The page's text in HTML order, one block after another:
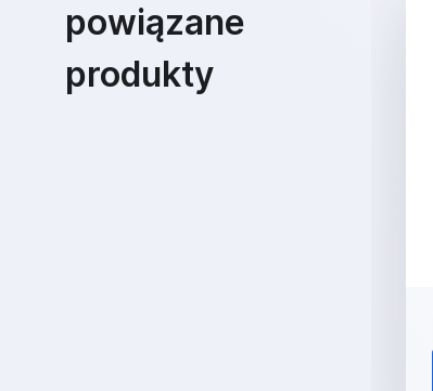
powiązane
produkty